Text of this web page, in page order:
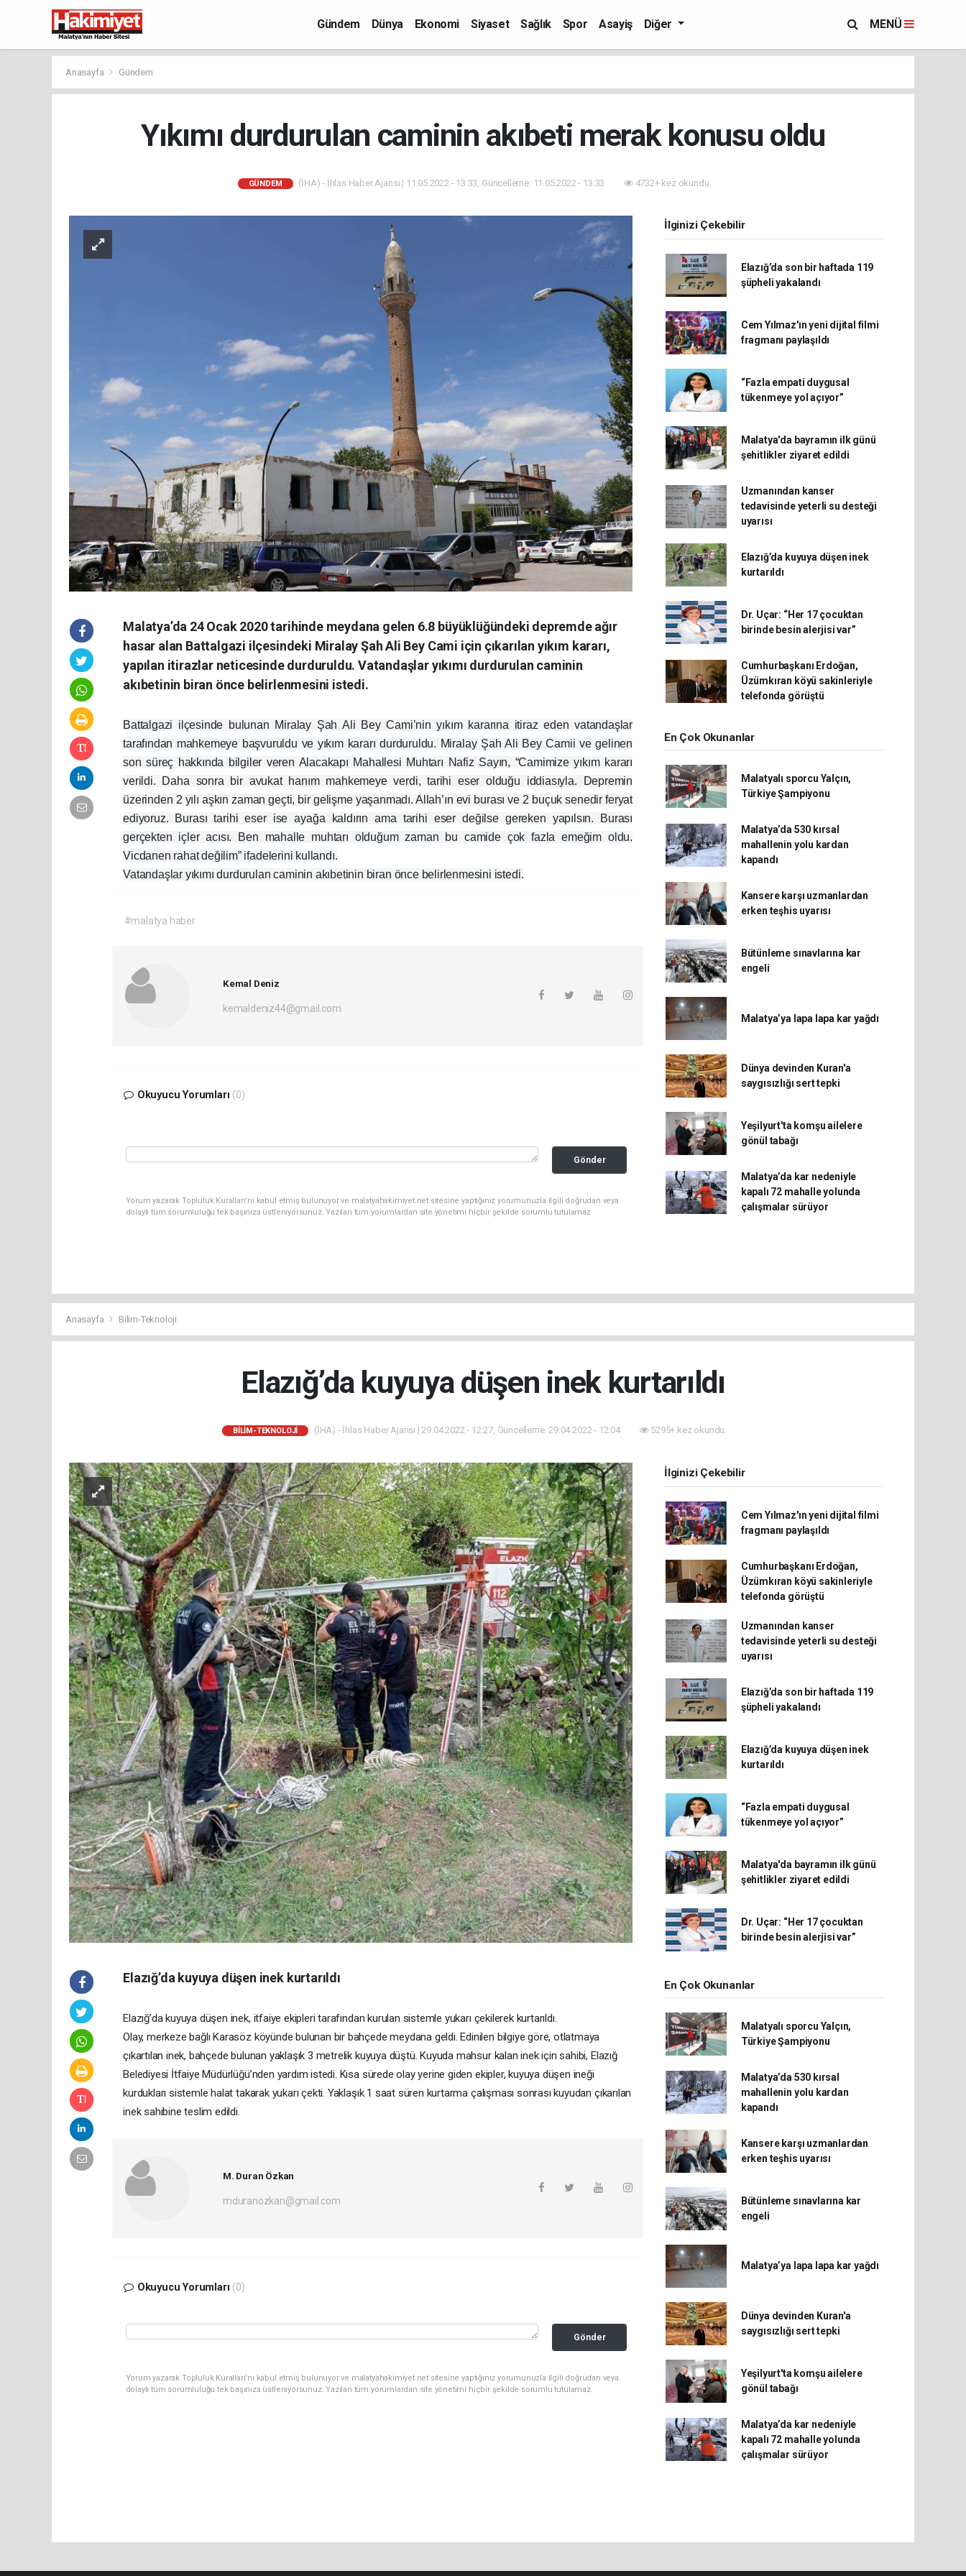
Gündem Dünya Ekonomi Siyaset Sağlık Spor Asayiş Diğer MENÜ
Anasayfa Gündem
Yıkımı durdurulan caminin akıbeti merak konusu oldu
GÜNDEM (İHA) - İhlas Haber Ajansı | 11.05.2022 - 13:33, Güncelleme: 11.05.2022 - 13:33 4732+ kez okundu.
Malatya’da 24 Ocak 2020 tarihinde meydana gelen 6.8 büyüklüğündeki depremde ağır
hasar alan Battalgazi ilçesindeki Miralay Şah Ali Bey Cami için çıkarılan yıkım kararı,
yapılan itirazlar neticesinde durduruldu. Vatandaşlar yıkımı durdurulan caminin
akıbetinin biran önce belirlenmesini istedi.
Battalgazi ilçesinde bulunan Miralay Şah Ali Bey Cami’nin yıkım kararına itiraz eden vatandaşlar
tarafından mahkemeye başvuruldu ve yıkım kararı durduruldu. Miralay Şah Ali Bey Camii ve gelinen
son süreç hakkında bilgiler veren Alacakapı Mahallesi Muhtarı Nafiz Sayın, “Camimize yıkım kararı
verildi. Daha sonra bir avukat hanım mahkemeye verdi, tarihi eser olduğu iddiasıyla. Depremin
üzerinden 2 yılı aşkın zaman geçti, bir gelişme yaşanmadı. Allah’ın evi burası ve 2 buçuk senedir feryat
ediyoruz. Burası tarihi eser ise ayağa kaldırın ama tarihi eser değilse gereken yapılsın. Burası
gerçekten içler acısı. Ben mahalle muhtarı olduğum zaman bu camide çok fazla emeğim oldu.
Vicdanen rahat değilim” ifadelerini kullandı.
Vatandaşlar yıkımı durdurulan caminin akıbetinin biran önce belirlenmesini istedi.
#malatya haber
Kemal Deniz
kemaldeniz44@gmail.com
Okuyucu Yorumları (0)
Gönder
Yorum yazarak Topluluk Kuralları’nı kabul etmiş bulunuyor ve malatyahakimiyet.net sitesine yaptığınız yorumunuzla ilgili doğrudan veya
dolaylı tüm sorumluluğu tek başınıza üstleniyorsunuz. Yazılan tüm yorumlardan site yönetimi hiçbir şekilde sorumlu tutulamaz.
İlginizi Çekebilir
Elazığ’da son bir haftada 119
şüpheli yakalandı
Cem Yılmaz'ın yeni dijital filmi
fragmanı paylaşıldı
“Fazla empati duygusal
tükenmeye yol açıyor”
Malatya'da bayramın ilk günü
şehitlikler ziyaret edildi
Uzmanından kanser
tedavisinde yeterli su desteği
uyarısı
Elazığ’da kuyuya düşen inek
kurtarıldı
Dr. Uçar: “Her 17 çocuktan
birinde besin alerjisi var”
Cumhurbaşkanı Erdoğan,
Üzümkıran köyü sakinleriyle
telefonda görüştü
En Çok Okunanlar
Malatyalı sporcu Yalçın,
Türkiye Şampiyonu
Malatya’da 530 kırsal
mahallenin yolu kardan
kapandı
Kansere karşı uzmanlardan
erken teşhis uyarısı
Bütünleme sınavlarına kar
engeli
Malatya’ya lapa lapa kar yağdı
Dünya devinden Kuran'a
saygısızlığı sert tepki
Yeşilyurt'ta komşu ailelere
gönül tabağı
Malatya’da kar nedeniyle
kapalı 72 mahalle yolunda
çalışmalar sürüyor
Anasayfa Bilim-Teknoloji
Elazığ’da kuyuya düşen inek kurtarıldı
BILIM-TEKNOLOJI (İHA) - İhlas Haber Ajansı | 29.04.2022 - 12:27, Güncelleme: 29.04.2022 - 12:04 5295+ kez okundu.
Elazığ’da kuyuya düşen inek kurtarıldı
Elazığ’da kuyuya düşen inek, itfaiye ekipleri tarafından kurulan sistemle yukarı çekilerek kurtarıldı.
Olay, merkeze bağlı Karasöz köyünde bulunan bir bahçede meydana geldi. Edinilen bilgiye göre, otlatmaya
çıkartılan inek, bahçede bulunan yaklaşık 3 metrelik kuyuya düştü. Kuyuda mahsur kalan inek için sahibi, Elazığ
Belediyesi İtfaiye Müdürlüğü’nden yardım istedi. Kısa sürede olay yerine giden ekipler, kuyuya düşen ineği
kurdukları sistemle halat takarak yukarı çekti. Yaklaşık 1 saat süren kurtarma çalışması sonrası kuyudan çıkarılan
inek sahibine teslim edildi.
M. Duran Özkan
mduranozkan@gmail.com
Okuyucu Yorumları (0)
Gönder
Yorum yazarak Topluluk Kuralları’nı kabul etmiş bulunuyor ve malatyahakimiyet.net sitesine yaptığınız yorumunuzla ilgili doğrudan veya
dolaylı tüm sorumluluğu tek başınıza üstleniyorsunuz. Yazılan tüm yorumlardan site yönetimi hiçbir şekilde sorumlu tutulamaz.
İlginizi Çekebilir
Cem Yılmaz'ın yeni dijital filmi
fragmanı paylaşıldı
Cumhurbaşkanı Erdoğan,
Üzümkıran köyü sakinleriyle
telefonda görüştü
Uzmanından kanser
tedavisinde yeterli su desteği
uyarısı
Elazığ’da son bir haftada 119
şüpheli yakalandı
Elazığ’da kuyuya düşen inek
kurtarıldı
“Fazla empati duygusal
tükenmeye yol açıyor”
Malatya'da bayramın ilk günü
şehitlikler ziyaret edildi
Dr. Uçar: “Her 17 çocuktan
birinde besin alerjisi var”
En Çok Okunanlar
Malatyalı sporcu Yalçın,
Türkiye Şampiyonu
Malatya’da 530 kırsal
mahallenin yolu kardan
kapandı
Kansere karşı uzmanlardan
erken teşhis uyarısı
Bütünleme sınavlarına kar
engeli
Malatya’ya lapa lapa kar yağdı
Dünya devinden Kuran'a
saygısızlığı sert tepki
Yeşilyurt'ta komşu ailelere
gönül tabağı
Malatya’da kar nedeniyle
kapalı 72 mahalle yolunda
çalışmalar sürüyor